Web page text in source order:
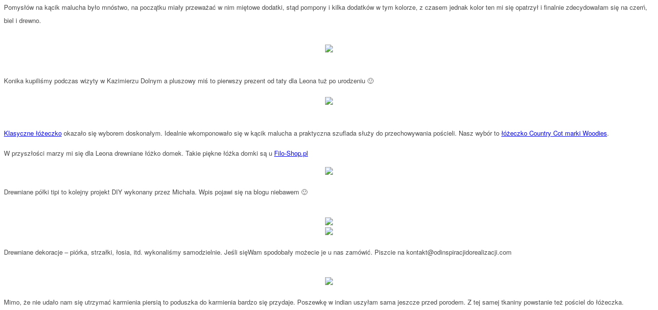
Pomysłów na kącik malucha było mnóstwo, na początku miały przeważać w nim miętowe dodatki, stąd pompony i kilka dodatków w tym kolorze, z czasem jednak kolor ten mi się opatrzył i finalnie zdecydowałam się na czerń,
biel i drewno.
Konika kupiliśmy podczas wizyty w Kazimierzu Dolnym a pluszowy miś to pierwszy prezent od taty dla Leona tuż po urodzeniu 🙂
Klasyczne łóżeczko okazało się wyborem doskonałym. Idealnie wkomponowało się w kącik malucha a praktyczna szuflada służy do przechowywania pościeli. Nasz wybór to łóżeczko Country Cot marki Woodies.
W przyszłości marzy mi się dla Leona drewniane łóżko domek. Takie piękne łóżka domki są u Filo-Shop.pl
Drewniane półki tipi to kolejny projekt DIY wykonany przez Michała. Wpis pojawi się na blogu niebawem 🙂
Drewniane dekoracje – piórka, strzałki, łosia, itd. wykonaliśmy samodzielnie. Jeśli sięWam spodobały możecie je u nas zamówić. Piszcie na kontakt@odinspiracjidorealizacji.com
Mimo, że nie udało nam się utrzymać karmienia piersią to poduszka do karmienia bardzo się przydaje. Poszewkę w indian uszyłam sama jeszcze przed porodem. Z tej samej tkaniny powstanie też pościel do łóżeczka.